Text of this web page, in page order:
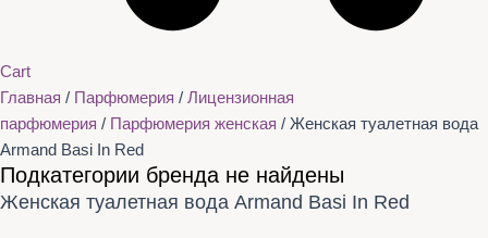
Cart
Главная / Парфюмерия / Лицензионная
парфюмерия / Парфюмерия женская / Женская туалетная вода
Armand Basi In Red
Подкатегории бренда не найдены
Женская туалетная вода Armand Basi In Red